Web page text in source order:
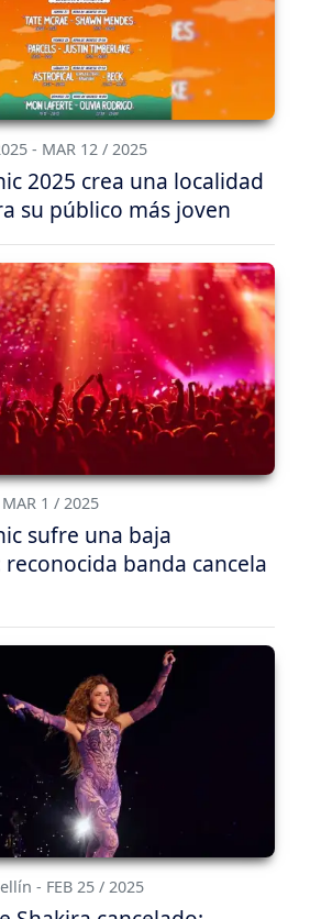
- MAR 12 / 2025
2025 crea una localidad
su público más joven
1 / 2025
sufre una baja
banda cancela
- FEB 25 / 2025